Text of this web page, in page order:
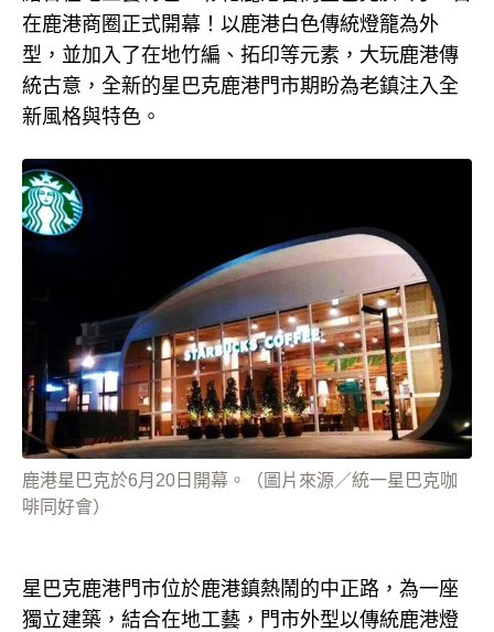
在鹿港商圈正式開幕！以鹿港白色傳統燈籠為外
型，並加入了在地竹編、拓印等元素，大玩鹿港傳
統古意，全新的星巴克鹿港門市期盼為老鎮注入全
新風格與特色。
鹿港星巴克於6月20日開幕。（圖片來源／統一星巴克咖
啡同好會）
星巴克鹿港門市位於鹿港鎮熱鬧的中正路，為一座
獨立建築，結合在地工藝，門市外型以傳統鹿港燈